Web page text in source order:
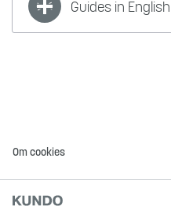
Guides in English
Om cookies